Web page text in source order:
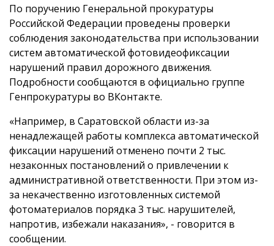
По поручению Генеральной прокуратуры
Российской Федерации проведены проверки
соблюдения законодательства при использовании
систем автоматической фотовидеофиксации
нарушений правил дорожного движения.
Подробности сообщаются в официально группе
Генпрокуратуры во ВКонтакте.
«Например, в Саратовской области из-за
ненадлежащей работы комплекса автоматической
фиксации нарушений отменено почти 2 тыс.
незаконных постановлений о привлечении к
административной ответственности. При этом из-
за некачественно изготовленных системой
фотоматериалов порядка 3 тыс. нарушителей,
напротив, избежали наказания», - говорится в
сообщении.